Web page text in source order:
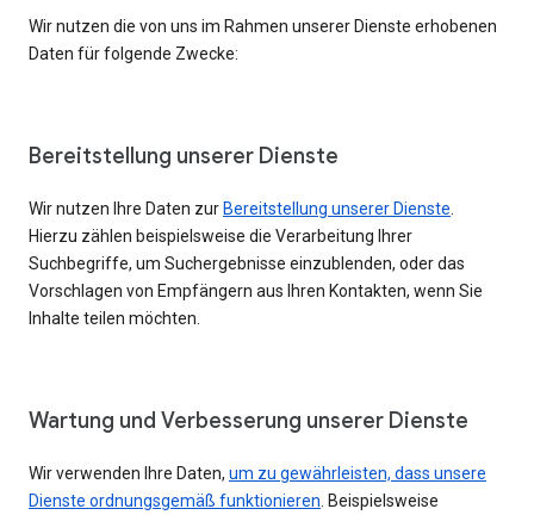
Wir nutzen die von uns im Rahmen unserer Dienste erhobenen
Daten für folgende Zwecke:
Bereitstellung unserer Dienste
Wir nutzen Ihre Daten zur Bereitstellung unserer Dienste
Hierzu zählen beispielsweise die Verarbeitung Ihrer
Suchbegriffe, um Suchergebnisse einzublenden, oder das
Vorschlagen von Empfängern aus Ihren Kontakten, wenn Sie
Inhalte teilen möchten.
Wartung und Verbesserung unserer Dienste
Wir verwenden Ihre Daten, um zu gewährleisten, dass unsere
Dienste ordnungsgemäß funktionieren . Beispielsweise